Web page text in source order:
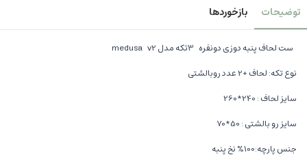
توضیحات بازخوردها
ست لحاف پنبه دوزی دونفره 3تکه مدل medusa v2
نوع تکه: لحاف +2 عدد روبالشتی
سایز لحاف : 240*260
سایز رو بالشتی : 50*70
جنس پارچه:100% نخ پنبه